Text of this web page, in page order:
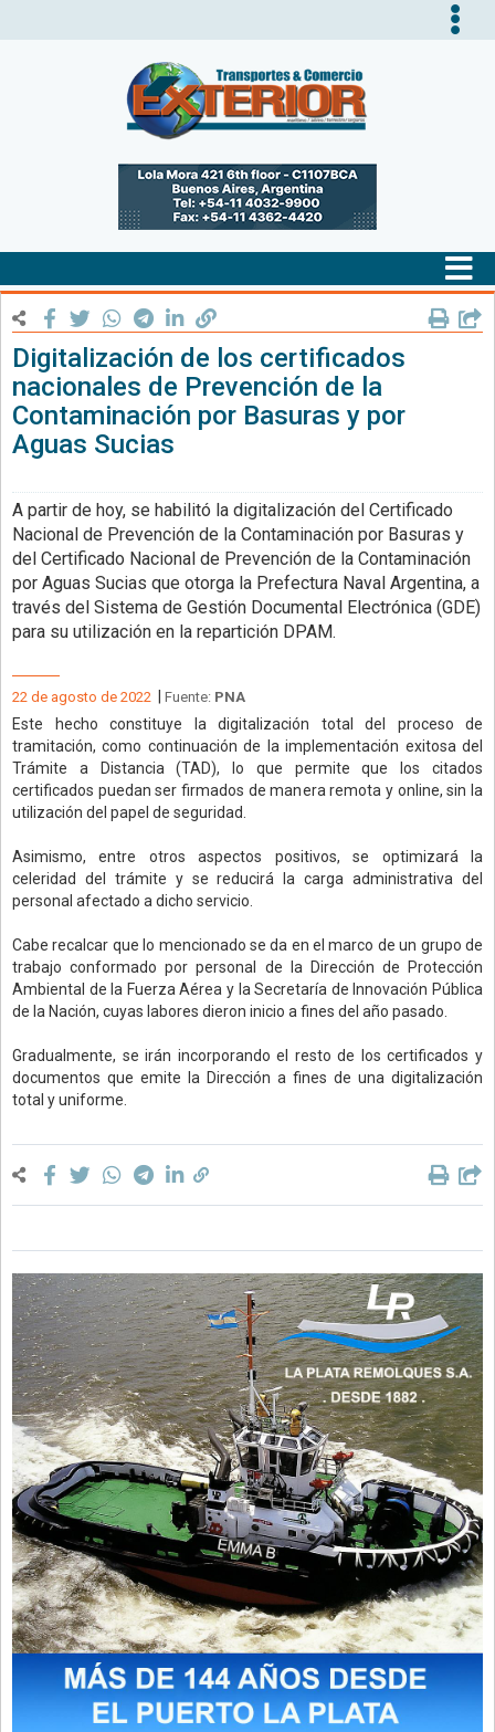
Digitalización de los certificados
nacionales de Prevención de la
Contaminación por Basuras y por
Aguas Sucias
A partir de hoy, se habilitó la digitalización del Certificado
Nacional de Prevención de la Contaminación por Basuras y
del Certificado Nacional de Prevención de la Contaminación
por Aguas Sucias que otorga la Prefectura Naval Argentina, a
través del Sistema de Gestión Documental Electrónica (GDE)
para su utilización en la repartición DPAM.
22 de agosto de 2022 Fuente: PNA
Este hecho constituye la digitalización total del proceso de
tramitación, como continuación de la implementación exitosa del
Trámite a Distancia (TAD), lo que permite que los citados
certificados puedan ser firmados de manera remota y online, sin la
utilización del papel de seguridad.
Asimismo, entre otros aspectos positivos, se optimizará la
celeridad del trámite y se reducirá la carga administrativa del
personal afectado a dicho servicio.
Cabe recalcar que lo mencionado se da en el marco de un grupo de
trabajo conformado por personal de la Dirección de Protección
Ambiental de la Fuerza Aérea y la Secretaría de Innovación Pública
de la Nación, cuyas labores dieron inicio a fines del año pasado.
Gradualmente, se irán incorporando el resto de los certificados y
documentos que emite la Dirección a fines de una digitalización
total y uniforme.